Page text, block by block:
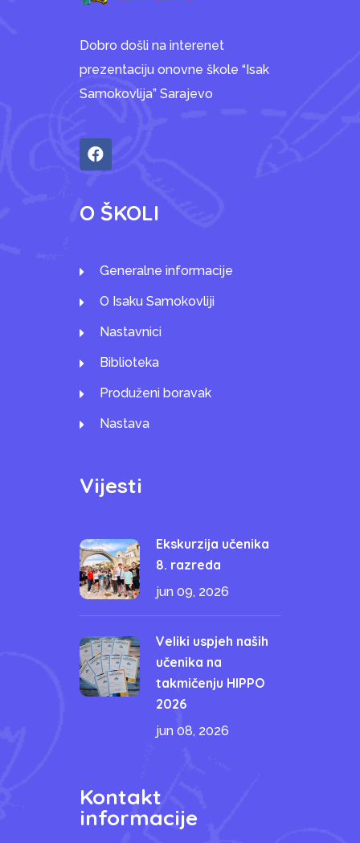
Dobro došli na interenet
prezentaciju onovne škole “Isak
Samokovlija” Sarajevo
O ŠKOLI
Generalne informacije
O Isaku Samokovliji
Nastavnici
Biblioteka
Produženi boravak
Nastava
Vijesti
Ekskurzija učenika
8. razreda
jun 09, 2026
Veliki uspjeh naših
učenika na
takmičenju HIPPO
2026
jun 08, 2026
Kontakt
informacije